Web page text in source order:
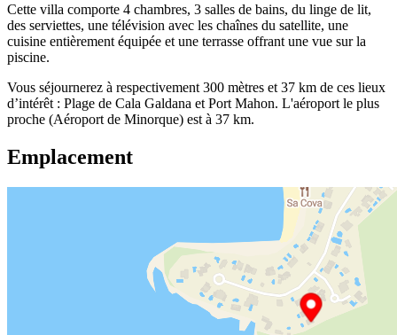
Cette villa comporte 4 chambres, 3 salles de bains, du linge de lit,
des serviettes, une télévision avec les chaînes du satellite, une
cuisine entièrement équipée et une terrasse offrant une vue sur la
piscine.
Vous séjournerez à respectivement 300 mètres et 37 km de ces lieux
d’intérêt : Plage de Cala Galdana et Port Mahon. L'aéroport le plus
proche (Aéroport de Minorque) est à 37 km.
Emplacement